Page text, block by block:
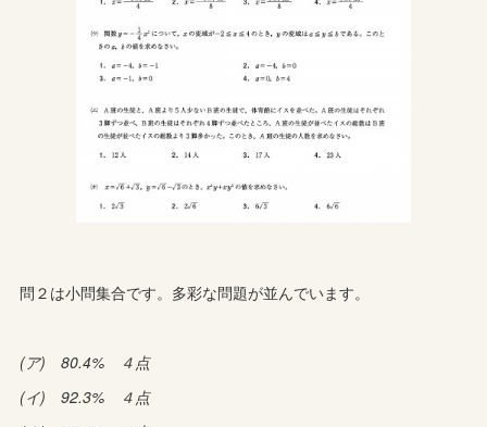
問２は小問集合です。多彩な問題が並んでいます。
(ア) 80.4% ４点
(イ) 92.3% ４点